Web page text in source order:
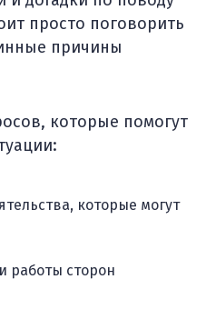
просто поговорить
причины
которые помогут
которые могут
работы сторон